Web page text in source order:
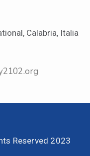
Calabria, Italia
Reserved 2023